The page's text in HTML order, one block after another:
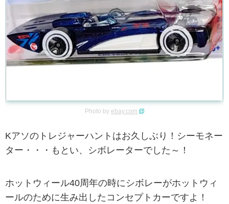
Photo by ebay.com
Kアソのトレジャーハントはお久しぶり！シーモネー
ター・・・もとい、シボレーターでした～！
ホットウィール40周年の時にシボレーがホットウィ
ールのために生み出したコンセプトカーですよ！